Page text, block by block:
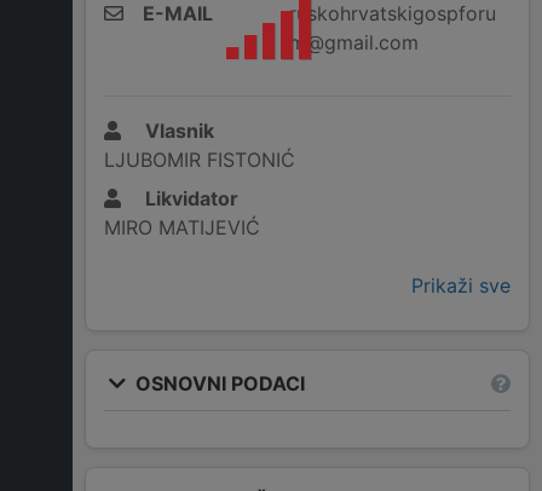
E-MAIL
ruskohrvatskigospforu
m@gmail.com
Vlasnik
LJUBOMIR FISTONIĆ
Likvidator
MIRO MATIJEVIĆ
Prikaži sve
OSNOVNI PODACI